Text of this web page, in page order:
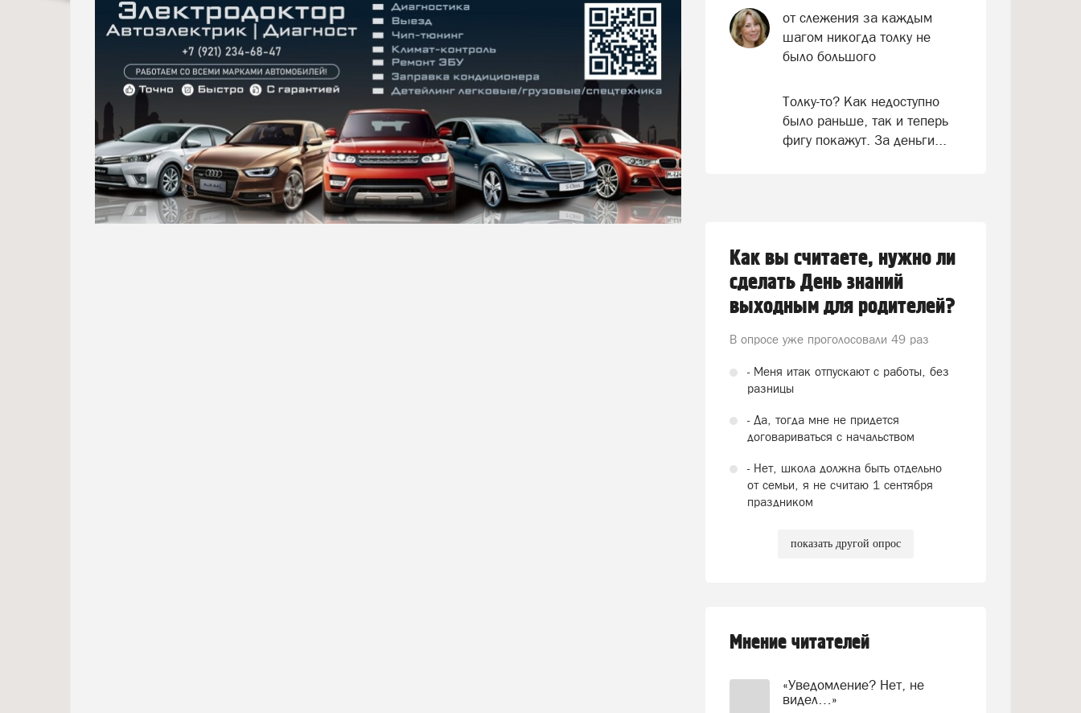
от слежения за каждым
шагом никогда толку не
было большого
Толку-то? Как недоступно
было раньше, так и теперь
фигу покажут. За деньги...
Как вы считаете, нужно ли
сделать День знаний
выходным для родителей?
В опросе уже проголосовали 49 раз
- Меня итак отпускают с работы, без
разницы
- Да, тогда мне не придется
договариваться с начальством
- Нет, школа должна быть отдельно
от семьи, я не считаю 1 сентября
праздником
показать другой опрос
Мнение читателей
«Уведомление? Нет, не
видел…»